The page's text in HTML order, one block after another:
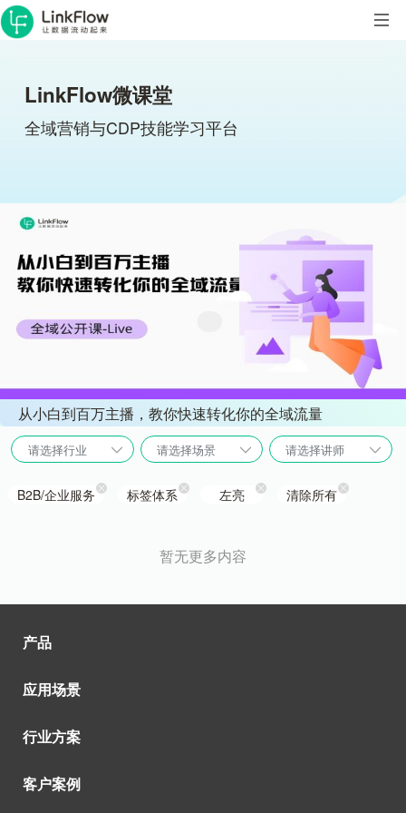
LinkFlow微课堂
全域营销与CDP技能学习平台
从小白到百万主播，教你快速转化你的全域流量
请选择行业 请选择场景 请选择讲师
B2B/企业服务 标签体系 左亮 清除所有
暂无更多内容
产品
应用场景
行业方案
客户案例